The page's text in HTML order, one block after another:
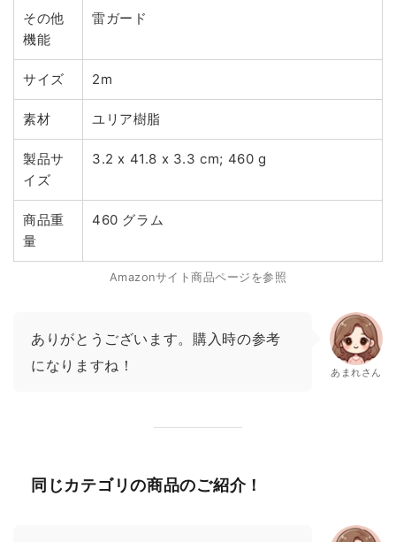
その他
機能
雷ガード
サイズ 2m
素材 ユリア樹脂
製品サ
イズ
3.2 x 41.8 x 3.3 cm; 460 g
商品重
量
460 グラム
Amazonサイト商品ページを参照
ありがとうございます。購入時の参考
になりますね！
あまれさん
同じカテゴリの商品のご紹介！